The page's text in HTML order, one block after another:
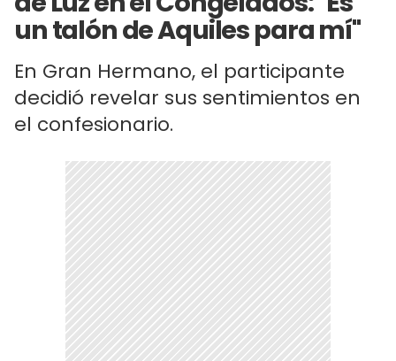
un talón de Aquiles para mí"
En Gran Hermano, el participante
decidió revelar sus sentimientos en
el confesionario.